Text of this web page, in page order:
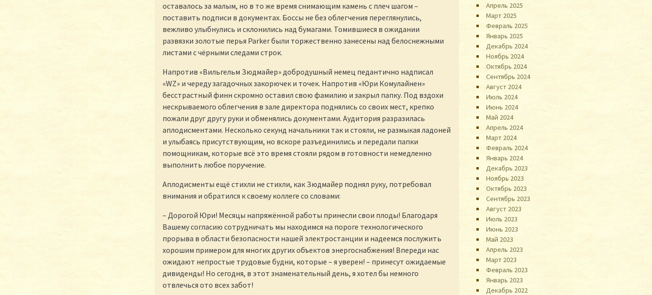
оставалось за малым, но в то же время снимающим камень с плеч шагом –
поставить подписи в документах. Боссы не без облегчения переглянулись,
вежливо улыбнулись и склонились над бумагами. Томившиеся в ожидании
развязки золотые перья Parker были торжественно занесены над белоснежными
листами с чёрными следами строк.
Напротив «Вильгельм Зюдмайер» добродушный немец педантично надписал
«WZ» и череду загадочных закорючек и точек. Напротив «Юри Комулайнен»
бесстрастный финн скромно оставил свою фамилию и закрыл папку. Под вздохи
нескрываемого облегчения в зале директора поднялись со своих мест, крепко
пожали друг другу руки и обменялись документами. Аудитория разразилась
аплодисментами. Несколько секунд начальники так и стояли, не размыкая ладоней
и улыбаясь присутствующим, но вскоре разъединились и передали папки
помощникам, которые всё это время стояли рядом в готовности немедленно
выполнить любое поручение.
Аплодисменты ещё стихли не стихли, как Зюдмайер поднял руку, потребовал
внимания и обратился к своему коллеге со словами:
– Дорогой Юри! Месяцы напряжённой работы принесли свои плоды! Благодаря
Вашему согласию сотрудничать мы находимся на пороге технологического
прорыва в области безопасности нашей электростанции и надеемся послужить
хорошим примером для многих других объектов энергоснабжения! Впереди нас
ожидают непростые трудовые будни, которые – я уверен! – принесут ожидаемые
дивиденды! Но сегодня, в этот знаменательный день, я хотел бы немного
отвлечься ото всех забот!
Апрель 2025
Март 2025
Февраль 2025
Январь 2025
Декабрь 2024
Ноябрь 2024
Октябрь 2024
Сентябрь 2024
Август 2024
Июль 2024
Июнь 2024
Май 2024
Апрель 2024
Март 2024
Февраль 2024
Январь 2024
Декабрь 2023
Ноябрь 2023
Октябрь 2023
Сентябрь 2023
Август 2023
Июль 2023
Июнь 2023
Май 2023
Апрель 2023
Март 2023
Февраль 2023
Январь 2023
Декабрь 2022